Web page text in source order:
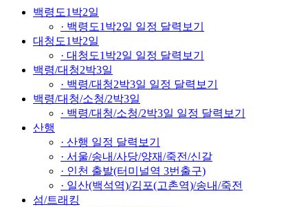
백령도1박2일
· 백령도1박2일 일정 달력보기
대청도1박2일
· 대청도1박2일 일정 달력보기
백령/대청2박3일
· 백령/대청2박3일 일정 달력보기
백령/대청/소청/2박3일
· 백령/대청/소청/2박3일 일정 달력보기
산행
· 산행 일정 달력보기
· 서울/송내/사당/양재/죽전/신갈
· 인천 출발(터미널역 3번출구)
· 일산(백석역)/김포(고촌역)/송내/죽전
섬/트래킹